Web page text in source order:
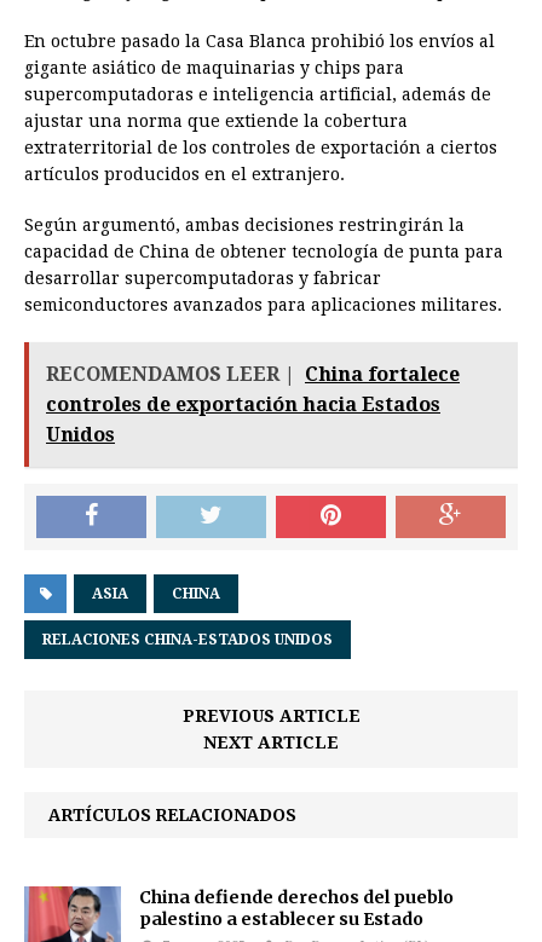
En octubre pasado la Casa Blanca prohibió los envíos al
gigante asiático de maquinarias y chips para
supercomputadoras e inteligencia artificial, además de
ajustar una norma que extiende la cobertura
extraterritorial de los controles de exportación a ciertos
artículos producidos en el extranjero.
Según argumentó, ambas decisiones restringirán la
capacidad de China de obtener tecnología de punta para
desarrollar supercomputadoras y fabricar
semiconductores avanzados para aplicaciones militares.
RECOMENDAMOS LEER |
China fortalece
controles de exportación hacia Estados
Unidos
ASIA CHINA
RELACIONES CHINA-ESTADOS UNIDOS
PREVIOUS ARTICLE
NEXT ARTICLE
ARTÍCULOS RELACIONADOS
China defiende derechos del pueblo
palestino a establecer su Estado